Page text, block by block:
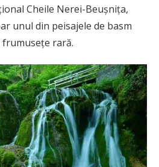
Cheile Nerei-Beuşniţa,
unul din peisajele de basm
rară.